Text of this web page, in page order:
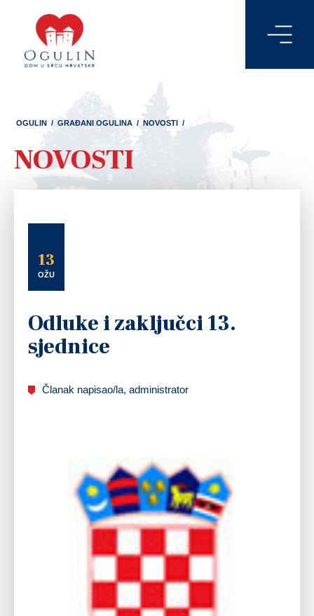
OGULIN / GRAĐANI OGULINA / NOVOSTI /
NOVOSTI
13
OŽU
Odluke i zaključci 13.
sjednice
Članak napisao/la, administrator